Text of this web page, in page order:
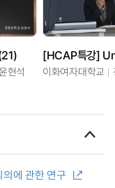
현석 이화여자대학교
에 관한 연구